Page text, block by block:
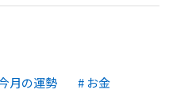
月の運勢
お金